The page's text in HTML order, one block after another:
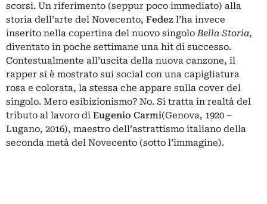
scorsi. Un riferimento (seppur poco immediato) alla
storia dell’arte del Novecento, Fedez l’ha invece
inserito nella copertina del nuovo singoloBella Storia,
diventato in poche settimane una hit di successo.
Contestualmente all’uscita della nuova canzone, il
rapper si è mostrato sui social con una capigliatura
rosa e colorata, la stessa che appare sulla cover del
singolo. Mero esibizionismo? No. Si tratta in realtà del
tributo al lavoro di Eugenio Carmi(Genova, 1920 –
Lugano, 2016), maestro dell’astrattismo italiano della
seconda metà del Novecento (sotto l’immagine).